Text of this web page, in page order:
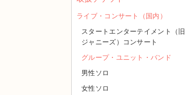
ライブ・コンサート（国内）
スタートエンターテイメント（旧
ジャニーズ）コンサート
グループ・ユニット・バンド
男性ソロ
女性ソロ